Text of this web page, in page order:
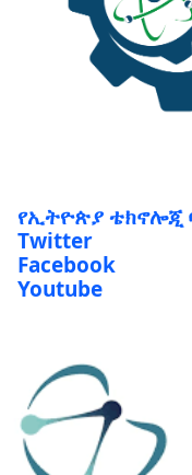
Twitter
Facebook
Youtube